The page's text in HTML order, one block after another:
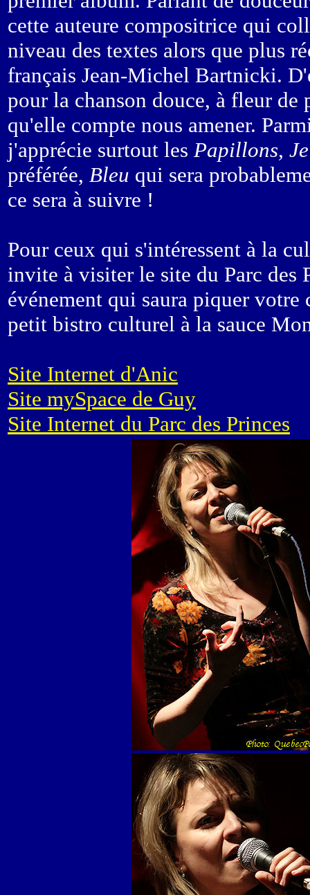
cette auteure compositrice qui
niveau des textes alors que plus
français Jean-Michel Bartnicki.
pour la chanson douce, à fleur de
qu'elle compte nous amener.
j'apprécie surtout les Papillons,
préférée, Bleu qui sera
ce sera à suivre !
Pour ceux qui s'intéressent à la
invite à visiter le site du Parc des
événement qui saura piquer
petit bistro culturel à la sauce
Site Internet d'Anic
Site mySpace de Guy
Site Internet du Parc des Princes